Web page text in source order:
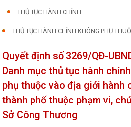
THỦ TỤC HÀNH CHÍNH
THỦ TỤC HÀNH CHÍNH KHÔNG PHỤ
Quyết định số 3269/QĐ-
Danh mục thủ tục hành
phụ thuộc vào địa giới hành
thành phố thuộc phạm vi,
Sở Công Thương